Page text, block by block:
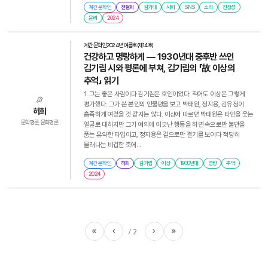
계간 문학인 전철희 김기태 사회 SNS 소외
진정성
윤리
2024
허희
문학평론, 문화평론
계간 문학인2024년 여름호(제14호)
건강하고 명랑하게 ― 1930년대 중후반 쓰인
김기림 시와 평론에 부쳐, 김기림의 「故 이상의
추억」 읽기
1. 그는 좋은 사람이다 김기림은 호인이었다. 적어도 이상은 그렇게
평가했다. 그가 쓴 본인의 인물평을 보고 박태원, 정지용, 김유정이
흡족하게 여겼을 것 같지는 않다. 이상에 따르면 박태원은 타인을 웃는
얼굴로 대하지만 그가 예의에 어긋난 행동을 하면 속으로만 불만을
품는 유약한 타입이고, 정지용은 겉으로만 결기를 보이다 적당히
물러나는 비겁한 축에...
계간 문학인 허희 김기림 이상 1930년대 명랑
추억
2024
처음 이전 2 다음 마지막